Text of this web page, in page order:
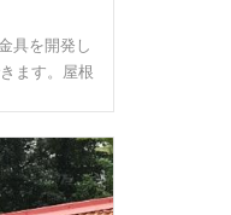
具を開発し
ます。屋根
です。